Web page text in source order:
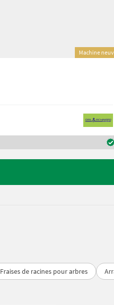
Machine
Fraises de racines pour arbres